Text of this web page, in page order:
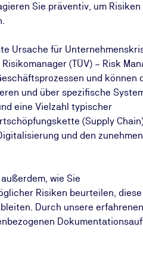
Sie präventiv, um Risiken
Ursache für
(TÜV) – Risk
und können
und über spezifische
eine Vielzahl typischer
(Supply
und den
wie Sie
Risiken beurteilen, diese
Durch unsere erfahrenen